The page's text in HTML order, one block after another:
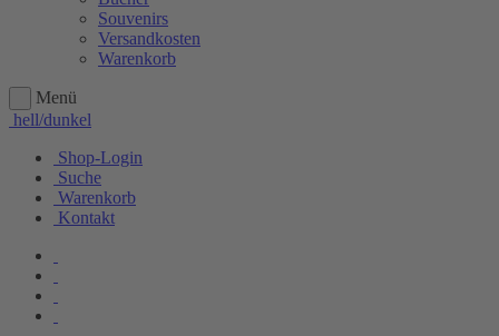
Souvenirs
Versandkosten
Warenkorb
Menü
hell/dunkel
Shop-Login
Suche
Warenkorb
Kontakt